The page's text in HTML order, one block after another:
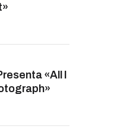
«All I